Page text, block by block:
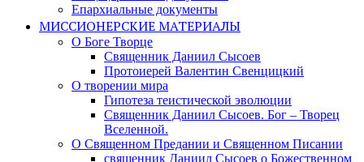
Епархиальные документы
МИССИОНЕРСКИЕ МАТЕРИАЛЫ
О Боге Творце
Священник Даниил Сысоев
Протоиерей Валентин Свенцицкий
О творении мира
Гипотеза теистической эволюции
Священник Даниил Сысоев. Бог – Творец
Вселенной.
О Священном Предании и Священном Писании
священник Даниил Сысоев о Божественном